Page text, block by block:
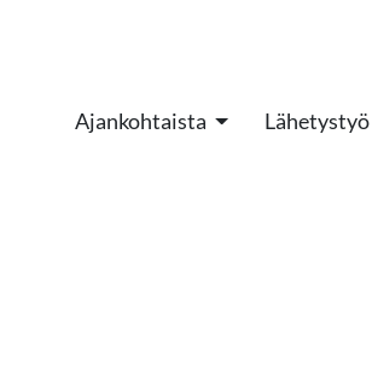
Ajankohtaista Lähetystyö